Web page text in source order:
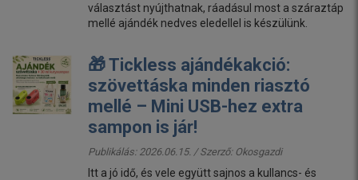
választást nyújthatnak, ráadásul most a száraztáp
mellé ajándék nedves eledellel is készülünk.
🎁 Tickless ajándékakció:
szövettáska minden riasztó
mellé – Mini USB-hez extra
sampon is jár!
Publikálás: 2026.06.15. / Szerző: Okosgazdi
Itt a jó idő, és vele együtt sajnos a kullancs- és